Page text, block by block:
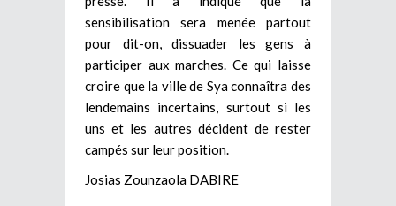
sensibilisation sera menée partout
pour dit-on, dissuader les gens à
participer aux marches. Ce qui laisse
croire que la ville de Sya connaîtra des
lendemains incertains, surtout si les
uns et les autres décident de rester
campés sur leur position.
Josias Zounzaola DABIRE